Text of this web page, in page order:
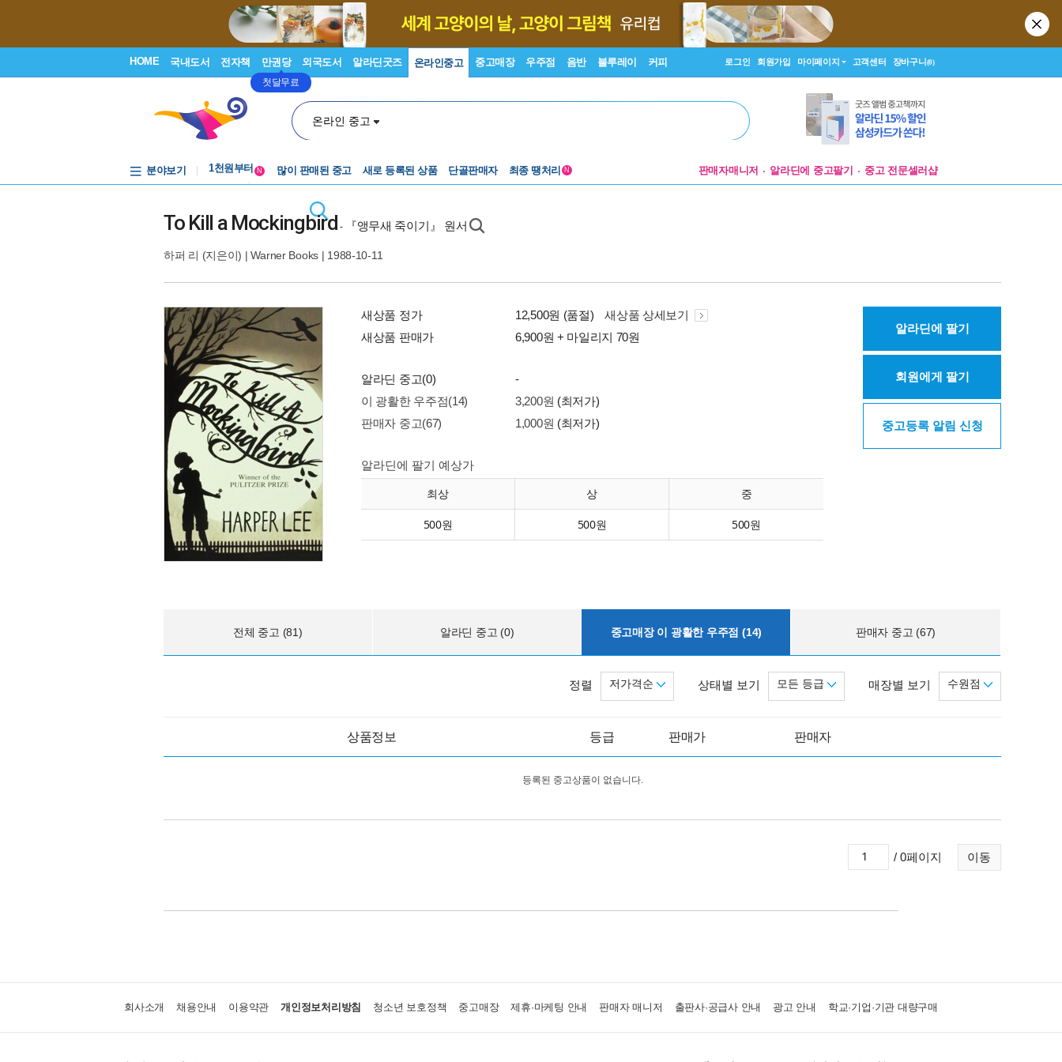
HOME 국내도서 전자책 만권당
첫달무료
외국도서 알라딘굿즈 온라인중고 중고매장 우주점 음반 블루레이 커피 로그인 회원가입 마이페이지 고객센터 장바구니(0)
온라인 중고
분야보기
중고음반
중고음반
N 많이 판매된 중고 새로 등록된 상품 단골판매자 최종 땡처리 N 판매자매니저 알라딘에 중고팔기 중고 전문셀러샵
To Kill a Mockingbird - 『앵무새 죽이기』 원서
하퍼 리 (지은이) |Warner Books | 1988-10-11
새상품 정가 12,500원 (품절)
새상품 상세보기
새상품 판매가
6,900원 + 마일리지 70원
알라딘 중고(0)
-
이 광활한 우주점(14)
3,200원 (최저가)
판매자 중고(67)
1,000원 (최저가)
알라딘에 팔기 예상가
최상 상 중
500원 500원 500원
알라딘에 팔기
회원에게 팔기
중고등록 알림 신청
전체 중고 (81) 알라딘 중고 (0) 중고매장 이 광활한 우주점 (14) 판매자 중고 (67)
매장별 보기 수원점
상태별 보기 모든 등급
정렬 저가격순
상품정보 등급 판매가 판매자
등록된 중고상품이 없습니다.
이동
/ 0페이지
회사소개 채용안내 이용약관 개인정보처리방침 청소년 보호정책 중고매장 제휴·마케팅 안내 판매자 매니저 출판사·공급사 안내 광고 안내 학교·기업·기관 대량구매